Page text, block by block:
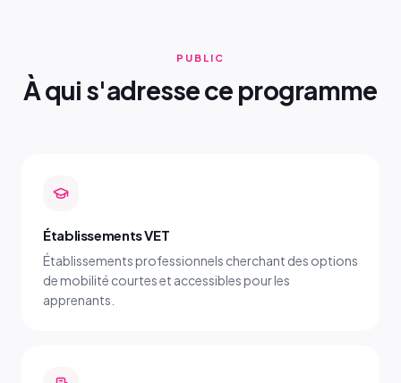
PUBLIC
À qui s'adresse ce programme
Établissements VET
Établissements professionnels cherchant des options
de mobilité courtes et accessibles pour les
apprenants.